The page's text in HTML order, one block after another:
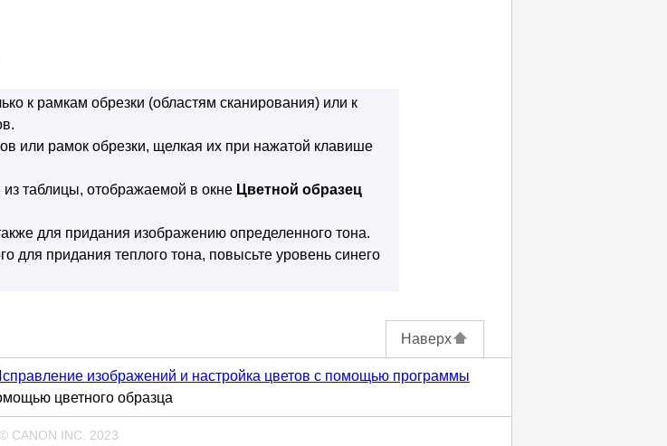
к рамкам обрезки (областям сканирования) или к
или рамок обрезки, щелкая их при нажатой клавише
таблицы, отображаемой в окне Цветной образец
для придания изображению определенного тона.
для придания теплого тона, повысьте уровень синего
Наверх
изображений и настройка цветов с помощью программы
цветного образца
© CANON INC. 2023